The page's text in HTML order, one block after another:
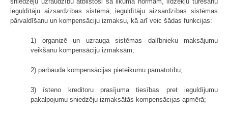
ieguldītāju aizsardzības sistēmā, ieguldītāju aizsardzības sistēmas
pārvaldīšanu un kompensāciju izmaksu, kā arī veic šādas funkcijas:
1) organizē un uzrauga sistēmas dalībnieku maksājumu
veikšanu kompensāciju izmaksām;
2) pārbauda kompensācijas pieteikumu pamatotību;
3) īsteno kreditoru prasījuma tiesības pret ieguldījumu
pakalpojumu sniedzēju izmaksātās kompensācijas apmērā;